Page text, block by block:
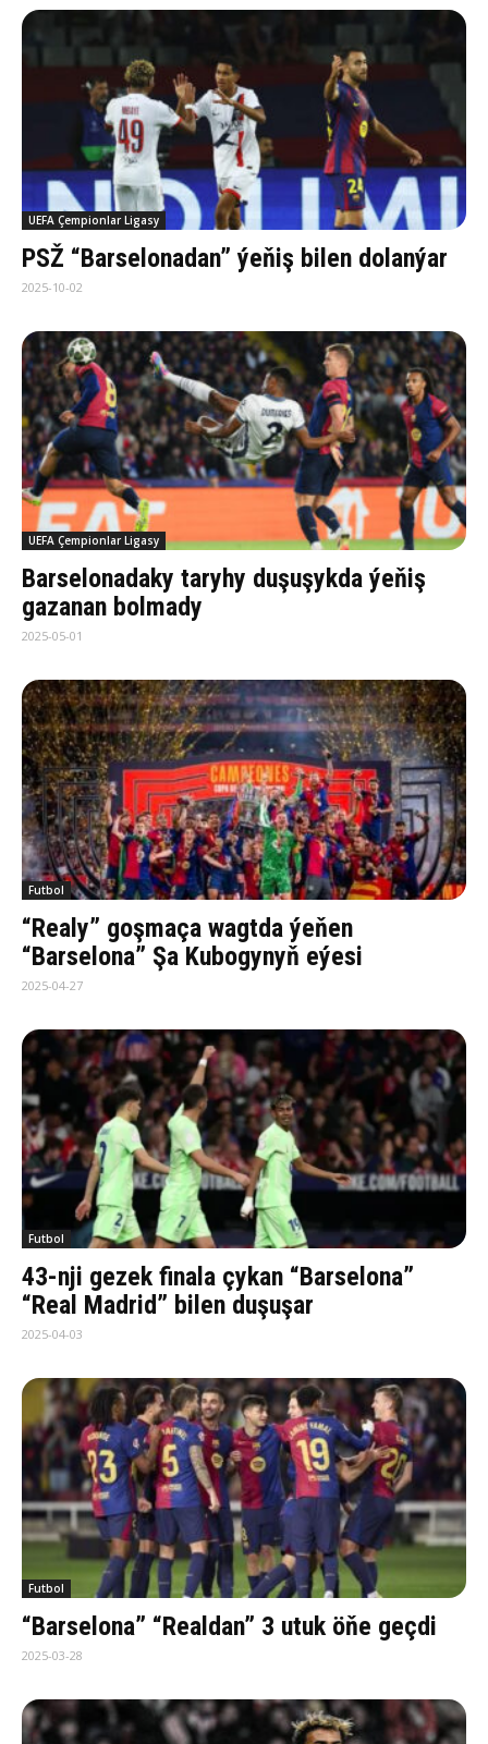
UEFA Çempionlar Ligasy
PSŽ “Barselonadan” ýeňiş bilen dolanýar
2025-10-02
UEFA Çempionlar Ligasy
Barselonadaky taryhy duşuşykda ýeňiş
gazanan bolmady
2025-05-01
Futbol
“Realy” goşmaça wagtda ýeňen
“Barselona” Şa Kubogynyň eýesi
2025-04-27
Futbol
43-nji gezek finala çykan “Barselona”
“Real Madrid” bilen duşuşar
2025-04-03
Futbol
“Barselona” “Realdan” 3 utuk öňe geçdi
2025-03-28